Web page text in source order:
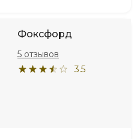
Фоксфорд
3.5
5 отзывов